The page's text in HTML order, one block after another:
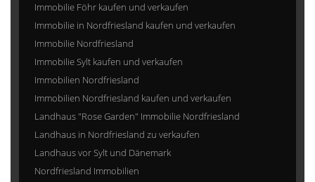
Immobilie Föhr kaufen und verkaufen
Immobilie in Nordfriesland kaufen und verkaufen
Immobilie Nordfriesland
Immobilie Sylt kaufen und verkaufen
Immobilien Nordfriesland
Immobilien Nordfriesland kaufen und verkaufen
Landhaus "Rose Garden" Immobilie Nordfriesland
Landhaus in Nordfriesland zu verkaufen
Landhaus vor Sylt und Dänemark
Nordfriesland Immobilien